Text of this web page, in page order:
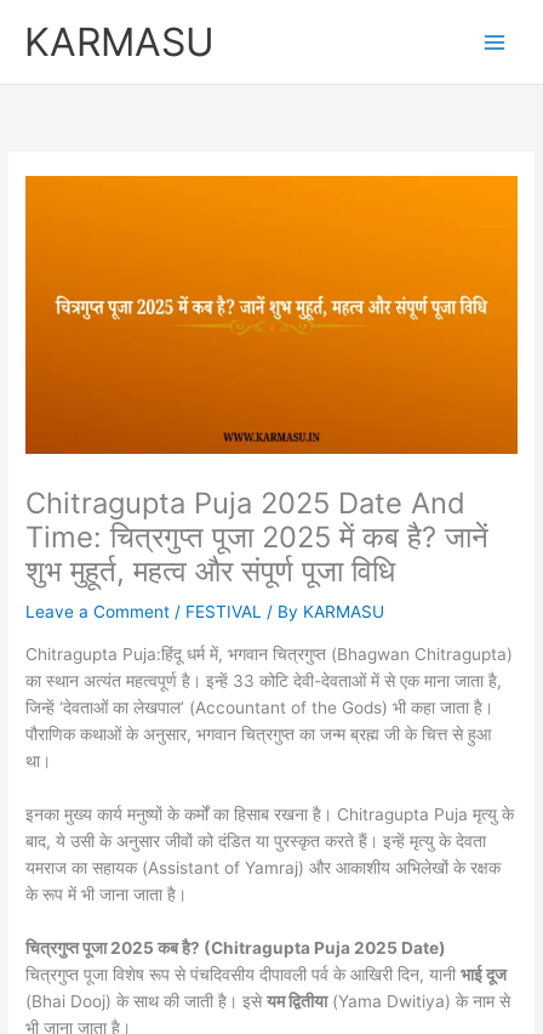
KARMASU
Chitragupta Puja 2025 Date And
Time: चित्रगुप्त पूजा 2025 में कब है? जानें
शुभ मुहूर्त, महत्व और संपूर्ण पूजा विधि
Leave a Comment / FESTIVAL / By KARMASU
Chitragupta Puja:हिंदू धर्म में, भगवान चित्रगुप्त (Bhagwan Chitragupta)
का स्थान अत्यंत महत्वपूर्ण है। इन्हें 33 कोटि देवी-देवताओं में से एक माना जाता है,
जिन्हें ‘देवताओं का लेखपाल’ (Accountant of the Gods) भी कहा जाता है।
पौराणिक कथाओं के अनुसार, भगवान चित्रगुप्त का जन्म ब्रह्म जी के चित्त से हुआ
था।
इनका मुख्य कार्य मनुष्यों के कर्मों का हिसाब रखना है। Chitragupta Puja मृत्यु के
बाद, ये उसी के अनुसार जीवों को दंडित या पुरस्कृत करते हैं। इन्हें मृत्यु के देवता
यमराज का सहायक (Assistant of Yamraj) और आकाशीय अभिलेखों के रक्षक
के रूप में भी जाना जाता है।
चित्रगुप्त पूजा 2025 कब है? (Chitragupta Puja 2025 Date)
चित्रगुप्त पूजा विशेष रूप से पंचदिवसीय दीपावली पर्व के आखिरी दिन, यानीभाई दूज
(Bhai Dooj) के साथ की जाती है। इसेयम द्वितीया(Yama Dwitiya) के नाम से
भी जाना जाता है।
price